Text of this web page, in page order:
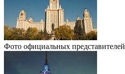
Фото официальных представителей